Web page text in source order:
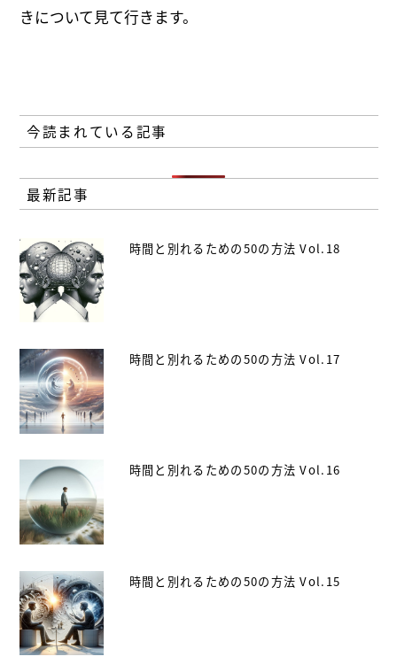
きについて見て行きます。
今読まれている記事
最新記事
時間と別れるための50の方法 Vol.18
時間と別れるための50の方法 Vol.17
時間と別れるための50の方法 Vol.16
時間と別れるための50の方法 Vol.15